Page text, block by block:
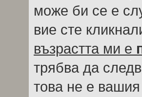
може би се е
вие сте
възрастта ми е
трябва да
това не е